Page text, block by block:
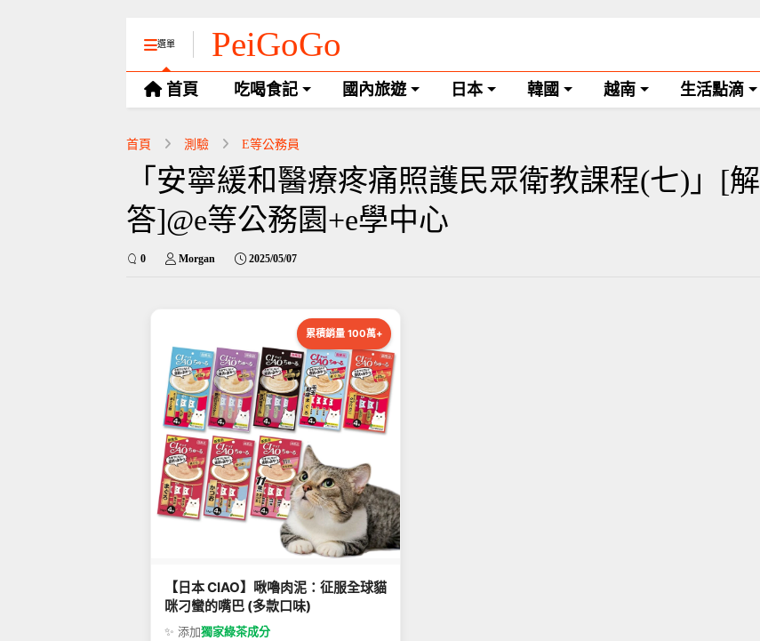
選單 PeiGoGo
首頁 吃喝食記 國內旅遊 日本 韓國 越南 生活點滴
首頁 測驗 E等公務員
「安寧緩和醫療疼痛照護民眾衛教課程(七)」[解
答]@e等公務園+e學中心
0 Morgan 2025/05/07
累積銷量 100萬+
【日本 CIAO】啾嚕肉泥：征服全球貓
咪刁蠻的嘴巴 (多款口味)
✨ 添加獨家綠茶成分